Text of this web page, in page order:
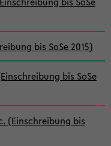
bis SoSe 2015)
bis SoSe
(Einschreibung bis